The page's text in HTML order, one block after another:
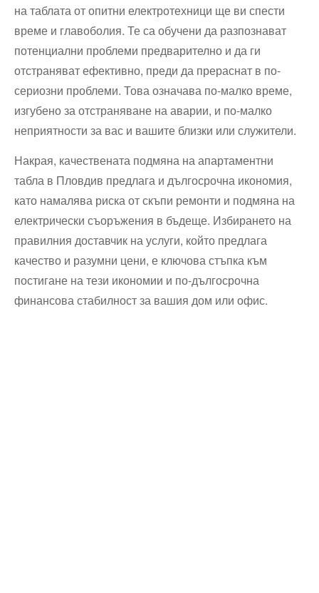
на таблата от опитни електротехници ще ви спести
време и главоболия. Те са обучени да разпознават
потенциални проблеми предварително и да ги
отстраняват ефективно, преди да прераснат в по-
сериозни проблеми. Това означава по-малко време,
изгубено за отстраняване на аварии, и по-малко
неприятности за вас и вашите близки или служители.
Накрая, качествената подмяна на апартаментни
табла в Пловдив предлага и дългосрочна икономия,
като намалява риска от скъпи ремонти и подмяна на
електрически съоръжения в бъдеще. Избирането на
правилния доставчик на услуги, който предлага
качество и разумни цени, е ключова стъпка към
постигане на тези икономии и по-дългосрочна
финансова стабилност за вашия дом или офис.